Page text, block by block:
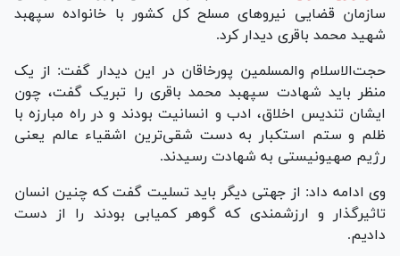
سازمان قضایی نیرو‌های مسلح کل کشور با خانواده سپهبد
شهید محمد باقری دیدار کرد.
حجت‌الاسلام والمسلمین پورخاقان در این دیدار گفت: از یک
منظر باید شهادت سپهبد محمد باقری را تبریک گفت، چون
ایشان تندیس اخلاق، ادب و انسانیت بودند و در راه مبارزه با
ظلم و ستم استکبار به دست شقی‌ترین اشقیاء عالم یعنی
رژیم صهیونیستی به شهادت رسیدند.
وی ادامه داد: از جهتی دیگر باید تسلیت گفت که چنین انسان
تاثیرگذار و ارزشمندی که گوهر کمیابی بودند را از دست
دادیم.